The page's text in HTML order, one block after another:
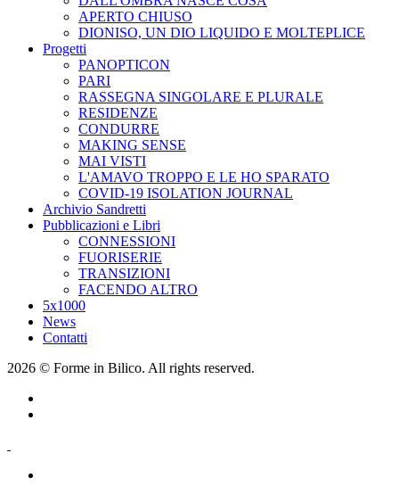
APERTO CHIUSO
DIONISO, UN DIO LIQUIDO E MOLTEPLICE
Progetti
PANOPTICON
PARI
RASSEGNA SINGOLARE E PLURALE
RESIDENZE
CONDURRE
MAKING SENSE
MAI VISTI
L'AMAVO TROPPO E LE HO SPARATO
COVID-19 ISOLATION JOURNAL
Archivio Sandretti
Pubblicazioni e Libri
CONNESSIONI
FUORISERIE
TRANSIZIONI
FACENDO ALTRO
5x1000
News
Contatti
2026 © Forme in Bilico. All rights reserved.